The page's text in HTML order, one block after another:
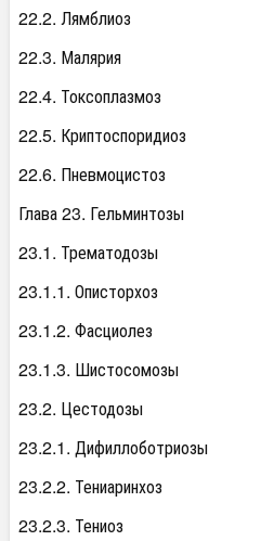
22.2. Лямблиоз
22.3. Малярия
22.4. Токсоплазмоз
22.5. Криптоспоридиоз
22.6. Пневмоцистоз
Глава 23. Гельминтозы
23.1. Трематодозы
23.1.1. Описторхоз
23.1.2. Фасциолез
23.1.3. Шистосомозы
23.2. Цестодозы
23.2.1. Дифиллоботриозы
23.2.2. Тениаринхоз
23.2.3. Тениоз